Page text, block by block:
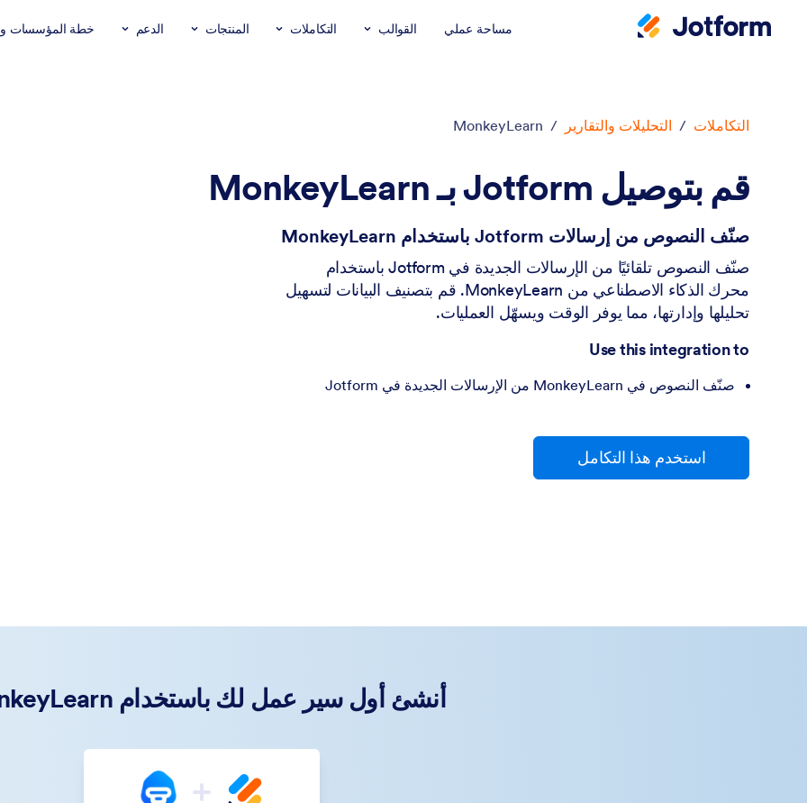
مساحة عملي القوالب التكاملات المنتجات الدعم خطة المؤسسات
التكاملات / التحليلات والتقارير /
MonkeyLearn
قم بتوصيل Jotform بـ MonkeyLearn
صنّف النصوص من إرسالات Jotform باستخدام MonkeyLearn
صنّف النصوص تلقائيًا من الإرسالات الجديدة في Jotform باستخدام
محرك الذكاء الاصطناعي من MonkeyLearn. قم بتصنيف البيانات لتسهيل
تحليلها وإدارتها، مما يوفر الوقت ويسهّل العمليات.
Use this integration to
صنّف النصوص في MonkeyLearn من الإرسالات الجديدة في Jotform
استخدم هذا التكامل
أنشئ أول سير عمل لك باستخدام MonkeyLearn